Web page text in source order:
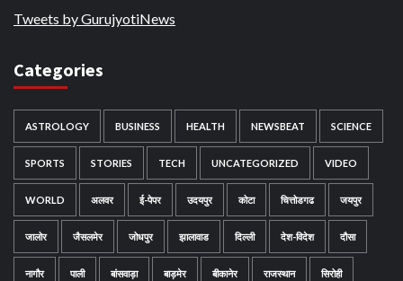
Tweets by GurujyotiNews
Categories
ASTROLOGY BUSINESS HEALTH NEWSBEAT SCIENCE
SPORTS STORIES TECH UNCATEGORIZED VIDEO
WORLD अलवर ई-पेपर उदयपुर कोटा चित्तोडगढ जयपुर
जालोर जैसलमेर जोधपुर झालावाड दिल्ली देश-विदेश दौसा
नागौर पाली बांसवाड़ा बाड़मेर बीकानेर राजस्थान सिरोही